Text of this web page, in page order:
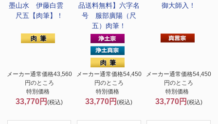
墨山水 伊藤白雲
尺五【肉筆】！
メーカー通常価格43,560
円のところ
特別価格
33,770円(税込)
品送料無料】 六字名
号 服部廣陽（尺
五）肉筆！
メーカー通常価格54,450
円のところ
特別価格
33,770円(税込)
御大師入！
メーカー通常価格54,450
円のところ
特別価格
33,770円 (税込)